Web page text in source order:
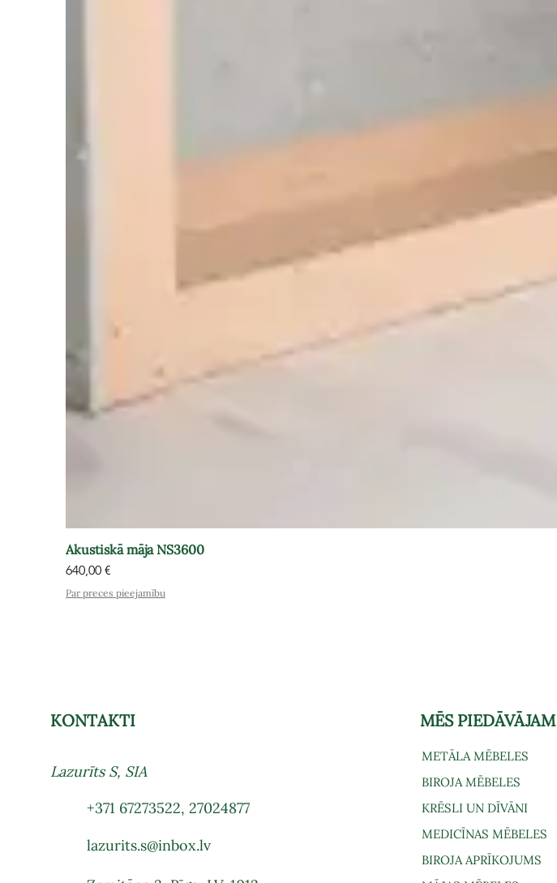
Akustiskā māja NS3600
Cena
640,00 €
Par preces pieejamību
KONTAKTI
Lazurīts S, SIA
+371 67273522,27024877
lazurits.s@inbox.lv
MĒS PIEDĀVĀJAM
METĀLA MĒBELES
BIROJA MĒBELES
KRĒSLI UN DĪVĀNI
MEDICĪNAS MĒBELES
BIROJA APRĪKOJUMS